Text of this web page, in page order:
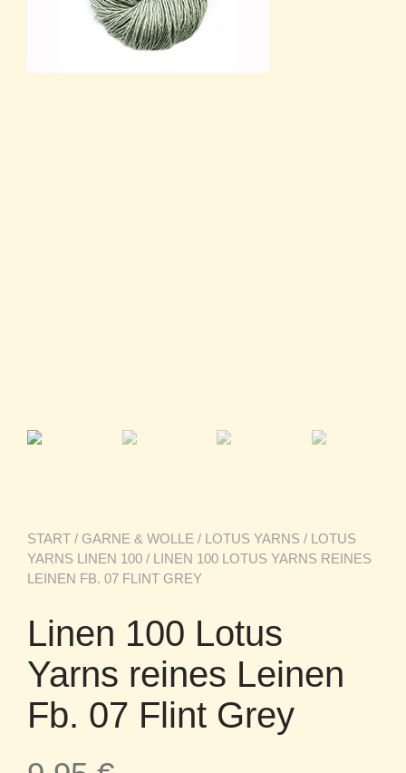
START / GARNE & WOLLE / LOTUS YARNS / LOTUS
YARNS LINEN 100 / LINEN 100 LOTUS YARNS REINES
LEINEN FB. 07 FLINT GREY
Linen 100 Lotus
Yarns reines Leinen
Fb. 07 Flint Grey